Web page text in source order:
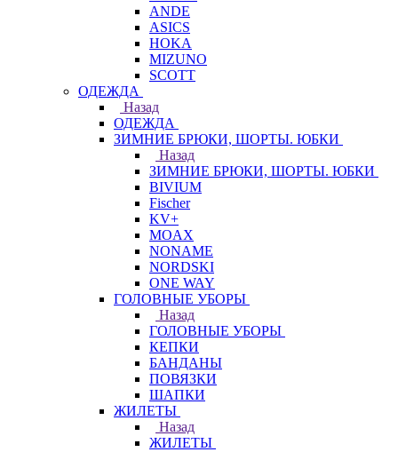
ANDE
ASICS
HOKA
MIZUNO
SCOTT
ОДЕЖДА
Назад
ОДЕЖДА
ЗИМНИЕ БРЮКИ, ШОРТЫ. ЮБКИ
Назад
ЗИМНИЕ БРЮКИ, ШОРТЫ. ЮБКИ
BIVIUM
Fischer
KV+
MOAX
NONAME
NORDSKI
ONE WAY
ГОЛОВНЫЕ УБОРЫ
Назад
ГОЛОВНЫЕ УБОРЫ
КЕПКИ
БАНДАНЫ
ПОВЯЗКИ
ШАПКИ
ЖИЛЕТЫ
Назад
ЖИЛЕТЫ